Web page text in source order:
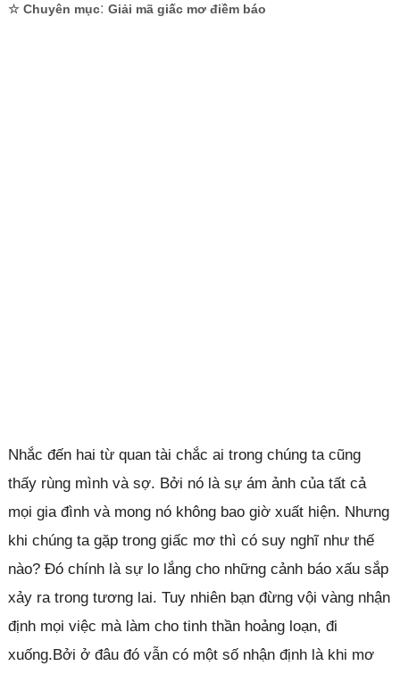
☆ Chuyên mục: Giải mã giấc mơ điềm báo
Nhắc đến hai từ quan tài chắc ai trong chúng ta cũng
thấy rùng mình và sợ. Bởi nó là sự ám ảnh của tất cả
mọi gia đình và mong nó không bao giờ xuất hiện. Nhưng
khi chúng ta gặp trong giấc mơ thì có suy nghĩ như thế
nào? Đó chính là sự lo lắng cho những cảnh báo xấu sắp
xảy ra trong tương lai. Tuy nhiên bạn đừng vội vàng nhận
định mọi việc mà làm cho tinh thần hoảng loạn, đi
xuống.Bởi ở đâu đó vẫn có một số nhận định là khi mơ